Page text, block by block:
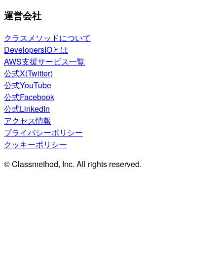
運営会社
クラスメソッドについて
DevelopersIOとは
AWS支援サービス一覧
公式X(Twitter)
公式YouTube
公式Facebook
公式LinkedIn
アクセス情報
プライバシーポリシー
クッキーポリシー
© Classmethod, Inc. All rights reserved.